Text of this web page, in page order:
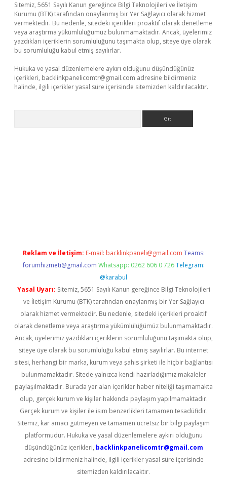
Sitemiz, 5651 Sayılı Kanun gereğince Bilgi Teknolojileri ve İletişim
Kurumu (BTK) tarafından onaylanmış bir Yer Sağlayıcı olarak hizmet
vermektedir. Bu nedenle, sitedeki içerikleri proaktif olarak denetleme
veya araştırma yükümlülüğümüz bulunmamaktadır. Ancak, üyelerimiz
yazdıkları içeriklerin sorumluluğunu taşımakta olup, siteye üye olarak
bu sorumluluğu kabul etmiş sayılırlar.
Hukuka ve yasal düzenlemelere aykırı olduğunu düşündüğünüz
içerikleri, backlinkpanelicomtr@gmail.com adresine bildirmeniz
halinde, ilgili içerikler yasal süre içerisinde sitemizden kaldırılacaktır.
Reklam ve İletişim: E-mail: backlinkpaneli@gmail.com Teams:
forumhizmeti@gmail.com Whatsapp: 0262 606 0 726 Telegram:
@karabul
Yasal Uyarı: Sitemiz, 5651 Sayılı Kanun gereğince Bilgi Teknolojileri
ve İletişim Kurumu (BTK) tarafından onaylanmış bir Yer Sağlayıcı
olarak hizmet vermektedir. Bu nedenle, sitedeki içerikleri proaktif
olarak denetleme veya araştırma yükümlülüğümüz bulunmamaktadır.
Ancak, üyelerimiz yazdıkları içeriklerin sorumluluğunu taşımakta olup,
siteye üye olarak bu sorumluluğu kabul etmiş sayılırlar. Bu internet
sitesi, herhangi bir marka, kurum veya şahıs şirketi ile hiçbir bağlantısı
bulunmamaktadır. Sitede yalnızca kendi hazırladığımız makaleler
paylaşılmaktadır. Burada yer alan içerikler haber niteliği taşımamakta
olup, gerçek kurum ve kişiler hakkında paylaşım yapılmamaktadır.
Gerçek kurum ve kişiler ile isim benzerlikleri tamamen tesadüfidir.
Sitemiz, kar amacı gütmeyen ve tamamen ücretsiz bir bilgi paylaşım
platformudur. Hukuka ve yasal düzenlemelere aykırı olduğunu
düşündüğünüz içerikleri, backlinkpanelicomtr@gmail.com
adresine bildirmeniz halinde, ilgili içerikler yasal süre içerisinde
sitemizden kaldırılacaktır.